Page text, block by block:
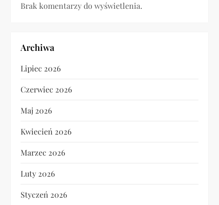
Brak komentarzy do wyświetlenia.
Archiwa
Lipiec 2026
Czerwiec 2026
Maj 2026
Kwiecień 2026
Marzec 2026
Luty 2026
Styczeń 2026